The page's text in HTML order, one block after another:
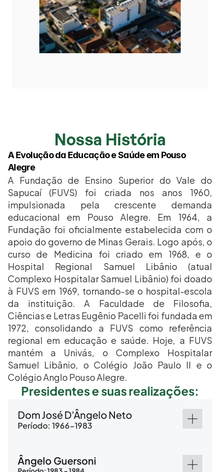
Nossa História
A Evolução da Educação e Saúde em Pouso
Alegre
A Fundação de Ensino Superior do Vale do
Sapucaí (FUVS) foi criada nos anos 1960,
impulsionada pela crescente demanda
educacional em Pouso Alegre. Em 1964, a
Fundação foi oficialmente estabelecida com o
apoio do governo de Minas Gerais. Logo após, o
curso de Medicina foi criado em 1968, e o
Hospital Regional Samuel Libânio (atual
Complexo Hospitalar Samuel Libânio) foi doado
à FUVS em 1969, tornando-se o hospital-escola
da instituição. A Faculdade de Filosofia,
Ciências e Letras Eugênio Pacelli foi fundada em
1972, consolidando a FUVS como referência
regional em educação e saúde. Hoje, a FUVS
mantém a Univás, o Complexo Hospitalar
Samuel Libânio, o Colégio João Paulo II e o
Colégio Anglo Pouso Alegre.
Presidentes e suas realizações:
Dom José D'Ângelo Neto
Período: 1966-1983
Ângelo Guersoni